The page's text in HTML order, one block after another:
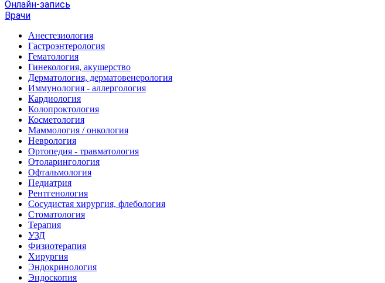
Онлайн-запись
Врачи
Анестезиология
Гастроэнтерология
Гематология
Гинекология, акушерство
Дерматология, дерматовенерология
Иммунология - аллергология
Кардиология
Колопроктология
Косметология
Маммология / онкология
Неврология
Ортопедия - травматология
Отоларингология
Офтальмология
Педиатрия
Рентгенология
Сосудистая хирургия, флебология
Стоматология
Терапия
УЗД
Физиотерапия
Хирургия
Эндокринология
Эндоскопия